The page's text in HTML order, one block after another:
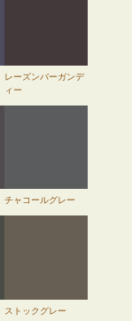
レーズンバーガンデ
ィー
チャコールグレー
ストックグレー